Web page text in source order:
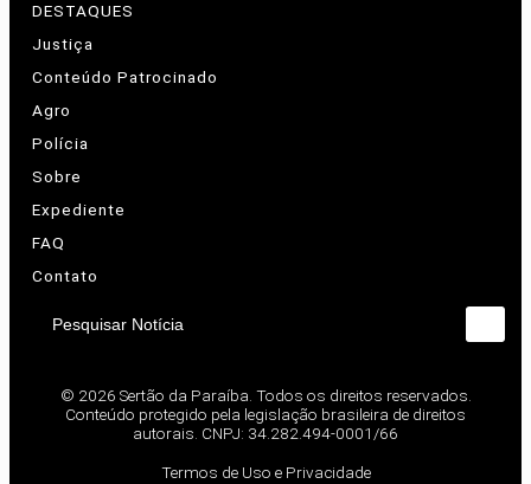
DESTAQUES
Justiça
Conteúdo Patrocinado
Agro
Polícia
Sobre
Expediente
FAQ
Contato
Pesquisar Notícia
© 2026 Sertão da Paraíba. Todos os direitos reservados.
Conteúdo protegido pela legislação brasileira de direitos
autorais. CNPJ: 34.282.494-0001/66
Termos de Uso e Privacidade